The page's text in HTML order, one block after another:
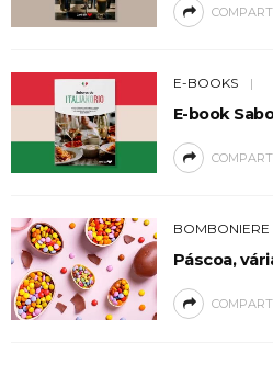
E-BOOKS
E-book
BOMBONIERE
Páscoa,